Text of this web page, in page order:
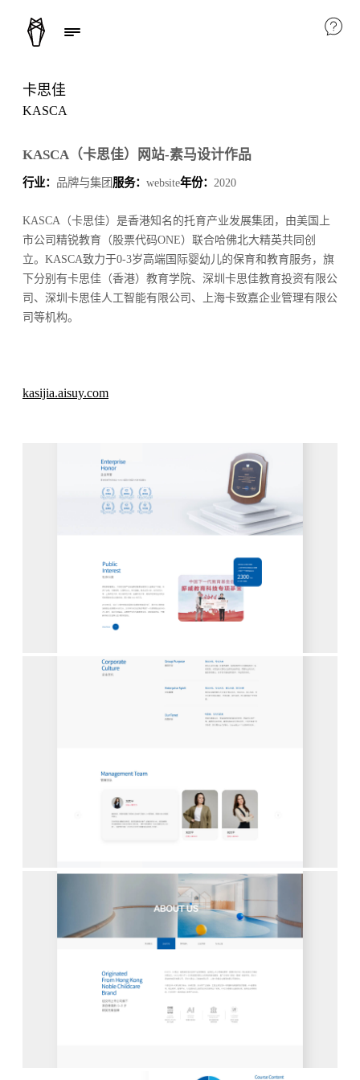
卡思佳
KASCA
KASCA（卡思佳）网站-素马设计作品
行业： 品牌与集团服务： website年份： 2020
KASCA（卡思佳）是香港知名的托育产业发展集团，由美国上
市公司精锐教育（股票代码ONE）联合哈佛北大精英共同创
立。KASCA致力于0-3岁高端国际婴幼儿的保育和教育服务，旗
下分别有卡思佳（香港）教育学院、深圳卡思佳教育投资有限公
司、深圳卡思佳人工智能有限公司、上海卡致嘉企业管理有限公
司等机构。
kasijia.aisuy.com